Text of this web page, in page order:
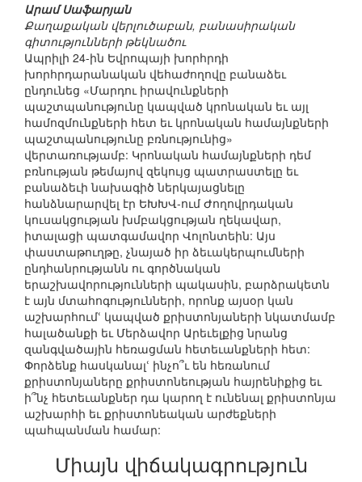
Արամ Սաֆարյան
Քաղաքական վերլուծաբան, բանասիրական
գիտությունների թեկնածու
Ապրիլի 24-ին Եվրոպայի խորհրդի
խորհրդարանական վեհաժողովը բանաձեւ
ընդունեց «Մարդու իրավունքների
պաշտպանությունը կապված կրոնական եւ այլ
համոզմունքների հետ եւ կրոնական համայնքների
պաշտպանությունը բռնությունից»
վերտառությամբ: Կրոնական համայնքների դեմ
բռնության թեմայով զեկույց պատրաստելը եւ
բանաձեւի նախագիծ ներկայացնելը
հանձնարարվել էր ԵԽԽՎ-ում Ժողովրդական
կուսակցության խմբակցության ղեկավար,
իտալացի պատգամավոր Վոլոնտեին: Այս
փաստաթուղթը, չնայած իր ձեւակերպումների
ընդհանրությանն ու գործնական
երաշխավորությունների պակասին, բարձրակետն
է այն մտահոգությունների, որոնք այսօր կան
աշխարհումՙ կապված քրիստոնյաների նկատմամբ
հալածանքի եւ Մերձավոր Արեւելքից նրանց
զանգվածային հեռացման հետեւանքների հետ:
Փորձենք հասկանալՙ ինչո՞ւ են հեռանում
քրիստոնյաները քրիստոնեության հայրենիքից եւ
ի՞նչ հետեւանքներ դա կարող է ունենալ քրիստոնյա
աշխարհի եւ քրիստոնեական արժեքների
պահպանման համար:
Միայն վիճակագրություն